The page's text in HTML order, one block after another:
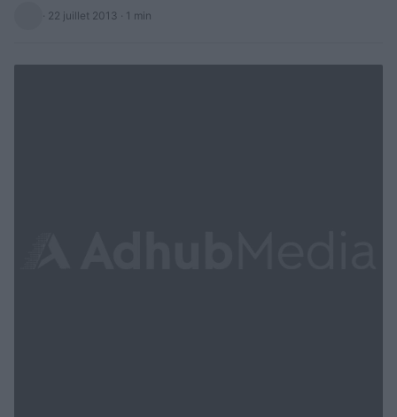
· 22 juillet 2013 · 1 min